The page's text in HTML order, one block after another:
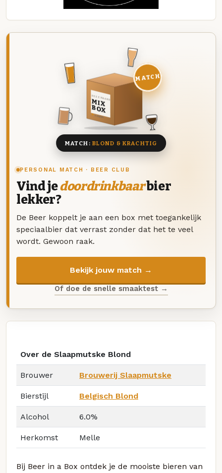
PERSONAL MATCH · BEER CLUB
Vind jedoordrinkbaarbier
lekker?
De Beer koppelt je aan een box met toegankelijk
speciaalbier dat verrast zonder dat het te veel
wordt. Gewoon raak.
Bekijk jouw match →
Of doe de snelle smaaktest →
DEZE MAAND
MIX
BOX
8 BIEREN
MATCH
MATCH: BLOND & KRACHTIG
Over de Slaapmutske Blond
Brouwer Brouwerij Slaapmutske
Bierstijl Belgisch Blond
Alcohol 6.0%
Herkomst Melle
Bij Beer in a Box ontdek je de mooiste bieren van